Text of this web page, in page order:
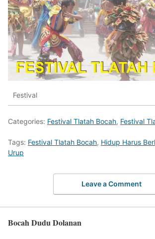
Festival
Categories: Festival Tlatah Bocah, Festival
Tags: Festival Tlatah Bocah, Hidup Harus
Urup
Leave a Comment
Bocah Dudu Dolanan